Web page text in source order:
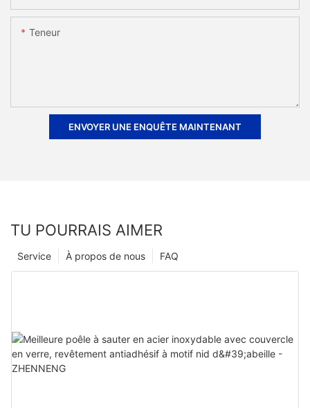
Teneur
ENVOYER UNE ENQUÊTE MAINTENANT
TU POURRAIS AIMER
FAQ
À propos de nous
Service